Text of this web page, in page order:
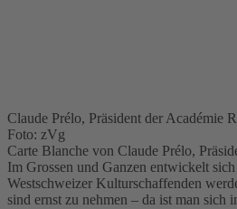
Claude Prélo, Präsident der Académie
Foto: zVg
Carte Blanche von Claude Prélo,
Im Grossen und Ganzen entwickelt
Westschweizer Kulturschaffenden
sind ernst zu nehmen – da ist man sich